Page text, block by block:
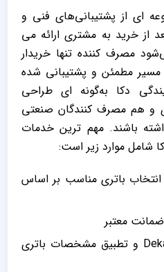
‌ای از پشتیبانی‌های فنی و
خرید به مشتری ارائه می
مصرف‌ کننده تنها خریدار
مسیر مطمئن و پشتیبانی ‌شده
دکا به‌گونه ‌ای طراحی
و هم مصرف ‌کنندگان صنعتی
باشند. مهم ‌ترین خدمات
شامل موارد زیر است:
باتری مناسب بر اساس
معتبر
بررسی فنی تجهیزات Deka و تطبیق مشخصات باتری